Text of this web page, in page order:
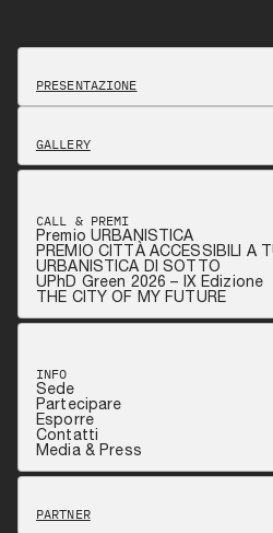
PRESENTAZIONE
GALLERY
CALL & PREMI
Premio URBANISTICA
PREMIO CITTÀ ACCESSIBILI A
URBANISTICA DI SOTTO
UPhD Green 2026 – IX Edizione
THE CITY OF MY FUTURE
INFO
Sede
Partecipare
Esporre
Contatti
Media & Press
PARTNER